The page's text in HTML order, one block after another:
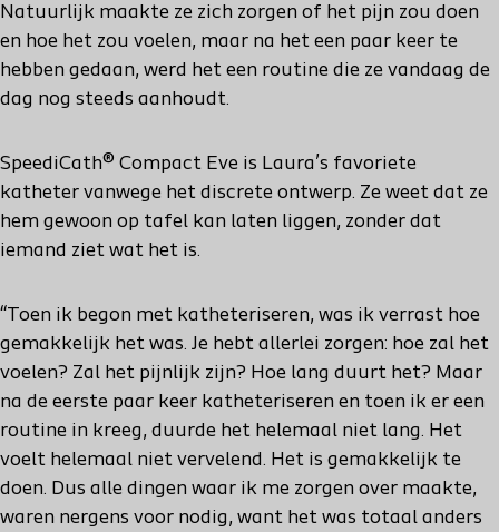
Natuurlijk maakte ze zich zorgen of het pijn zou doen
en hoe het zou voelen, maar na het een paar keer te
hebben gedaan, werd het een routine die ze vandaag de
dag nog steeds aanhoudt.
SpeediCath® Compact Eve is Laura’s favoriete
katheter vanwege het discrete ontwerp. Ze weet dat ze
hem gewoon op tafel kan laten liggen, zonder dat
iemand ziet wat het is.
“Toen ik begon met katheteriseren, was ik verrast hoe
gemakkelijk het was. Je hebt allerlei zorgen: hoe zal het
voelen? Zal het pijnlijk zijn? Hoe lang duurt het? Maar
na de eerste paar keer katheteriseren en toen ik er een
routine in kreeg, duurde het helemaal niet lang. Het
voelt helemaal niet vervelend. Het is gemakkelijk te
doen. Dus alle dingen waar ik me zorgen over maakte,
waren nergens voor nodig, want het was totaal anders